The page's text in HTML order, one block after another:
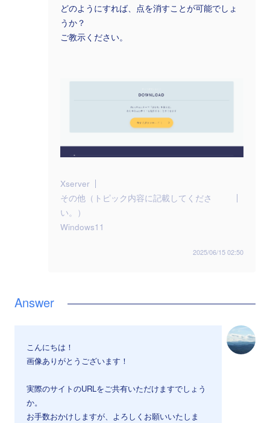
どのようにすれば、点を消すことが可能でしょ
うか？
ご教示ください。
Xserver
その他（トピック内容に記載してくださ
い。）
Windows11
2025/06/15 02:50
こんにちは！
画像ありがとうございます！
実際のサイトのURLをご共有いただけますでしょう
か。
お手数おかけしますが、よろしくお願いいたしま